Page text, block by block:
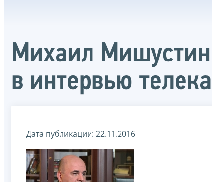
Михаил Мишустин
в интервью
Дата публикации: 22.11.2016